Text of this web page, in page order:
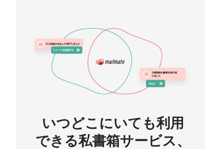
いつどこにいても利用
できる私書箱サービス、